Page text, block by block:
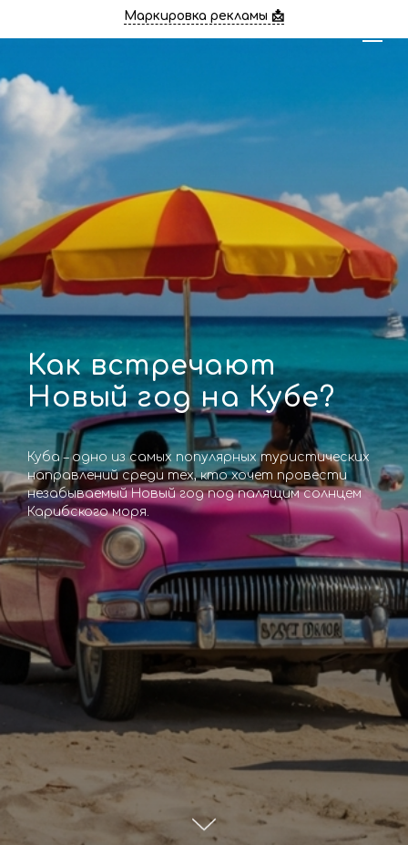
Маркировка рекламы 📩
Как встречают
Новый год на Кубе?
Куба – одно из самых популярных туристических
направлений среди тех, кто хочет провести
незабываемый Новый год под палящим солнцем
Карибского моря.